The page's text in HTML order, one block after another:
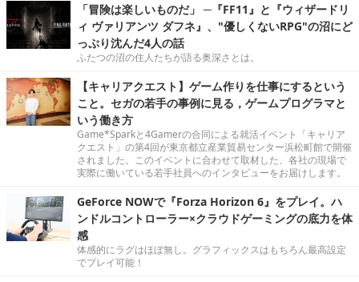
「冒険は楽しいものだ」 ─『FF11』と『ウィザードリ
ィ ヴァリアンツ ダフネ』、"優しくないRPG"の沼にど
っぷり沈んだ4人の話
ふたつの沼の住人たちが語る奥深さとは。
【キャリアクエスト】ゲーム作りを仕事にするという
こと。セガの若手の事例に見る，ゲームプログラマと
いう働き方
Game*Sparkと4Gamerの合同による就活イベント「キャリア
クエスト」の第4回が東京都立産業貿易センター浜松町館で開催
されました。このイベントに合わせて取材した、各社の現場で
実際に働いている若手社員へのインタビューをお届けします。
GeForce NOWで『Forza Horizon 6』をプレイ。ハ
ンドルコントローラー×クラウドゲーミングの底力を体
感
体感的にラグはほぼ無し。グラフィックスはもちろん最高設定
でプレイ可能！